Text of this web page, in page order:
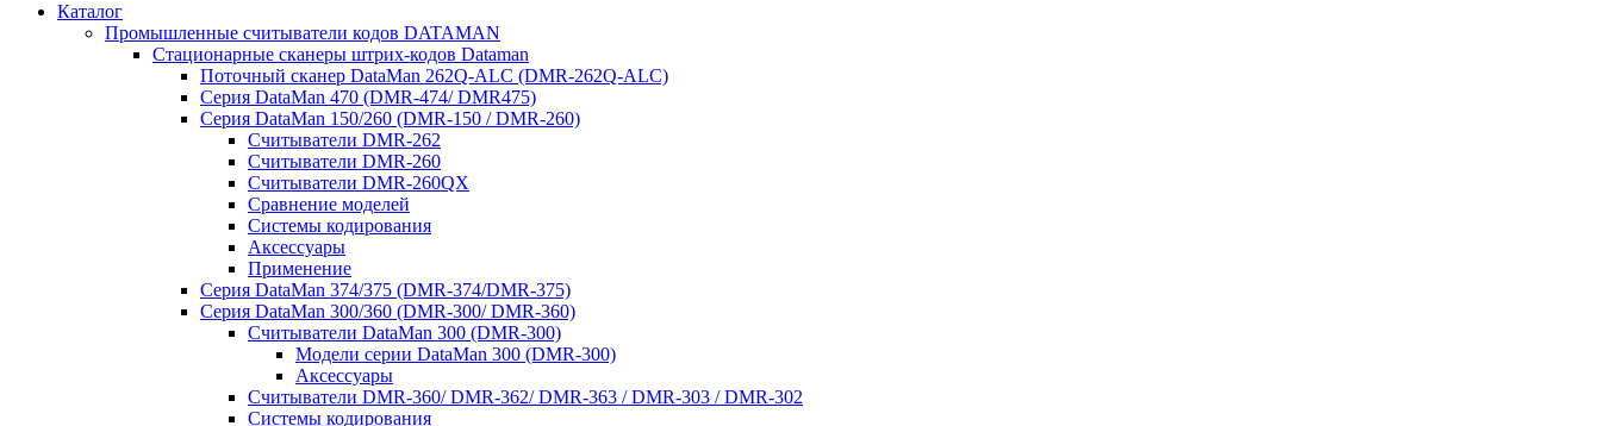
Каталог
Промышленные считыватели кодов DATAMAN
Стационарные сканеры штрих-кодов Dataman
Поточный сканер DataMan 262Q-ALC (DMR-262Q-ALC)
Серия DataMan 470 (DMR-474/ DMR475)
Cерия DataMan 150/260 (DMR-150 / DMR-260)
Считыватели DMR-262
Считыватели DMR-260
Считыватели DMR-260QX
Сравнение моделей
Системы кодирования
Аксессуары
Применение
Серия DataMan 374/375 (DMR-374/DMR-375)
Серия DataMan 300/360 (DMR-300/ DMR-360)
Считыватели DataMan 300 (DMR-300)
Модели серии DataMan 300 (DMR-300)
Аксессуары
Считыватели DMR-360/ DMR-362/ DMR-363 / DMR-303 / DMR-302
Системы кодирования